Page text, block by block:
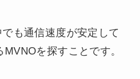
も通信速度が安定して
を探すことです。